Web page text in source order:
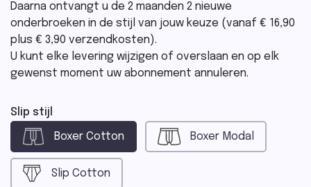
Daarna ontvangt u de 2 maanden 2 nieuwe
onderbroeken in de stijl van jouw keuze (vanaf € 16,90
plus € 3,90 verzendkosten).
U kunt elke levering wijzigen of overslaan en op elk
gewenst moment uw abonnement annuleren.
Slip stijl
Boxer Cotton Boxer Modal
Slip Cotton